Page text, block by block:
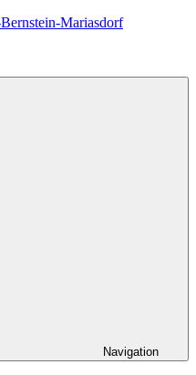
Mariasdorf
Navigation